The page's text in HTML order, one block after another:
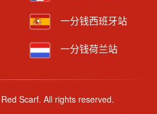
一分钱西班牙站
一分钱荷兰站
Scarf. All rights reserved.